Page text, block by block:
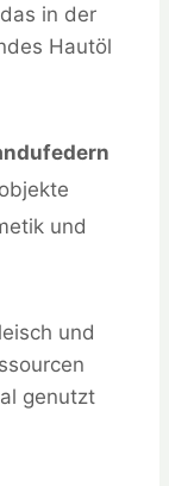
in der
Hautöl
und
und
genutzt